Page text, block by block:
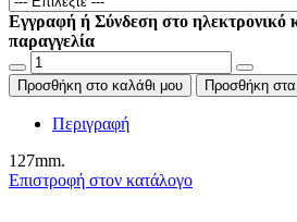
Εγγραφή ή Σύνδεση στο ηλεκτρονικό
παραγγελία
Προσθήκη στο καλάθι μου Προσθήκη
Περιγραφή
127mm.
Επιστροφή στον κατάλογο